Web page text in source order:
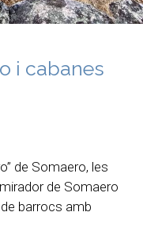
i cabanes
de Somaero, les
de Somaero
barrocs amb